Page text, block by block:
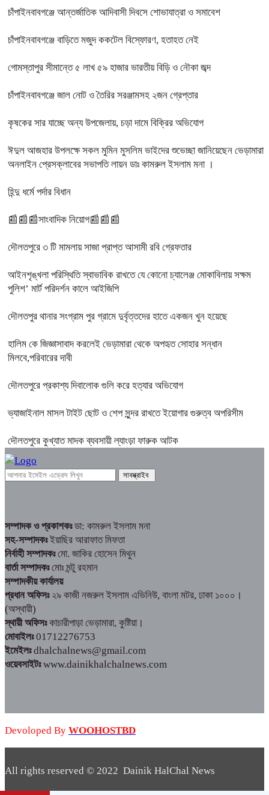
চাঁপাইনবাবগঞ্জে আন্তর্জাতিক আদিবাসী দিবসে শোভাযাত্রা ও সমাবেশ
চাঁপাইনবাবগঞ্জে বাড়িতে মজুদ ককটেল বিস্ফোরণ, হতাহত নেই
গোমস্তাপুর সীমান্তে ৫ লাখ ৫৯ হাজার ভারতীয় বিড়ি ও নৌকা জব্দ
চাঁপাইনবাবগঞ্জে জাল নোট ও তৈরির সরঞ্জামসহ ২জন গ্রেপ্তার
কৃষকের সার যাচ্ছে অন্য উপজেলায়, চড়া দামে বিক্রির অভিযোগ
ঈদুল আজহার উপলক্ষে সকল মুমিন মুসলিম ভাইদের শুভেচ্ছা জানিয়েছেন ভেড়ামারা
অনলাইন প্রেসক্লাবের সভাপতি লায়ন ডাঃ কামরুল ইসলাম মনা ।
হিন্দু ধর্মে পর্দার বিধান
📰📰📰সাংবাদিক নিয়োগ📰📰📰
দৌলতপুরে ৩ টি মামলায় সাজা প্রাপ্ত আসামী রবি গ্রেফতার
আইনশৃঙ্খলা পরিস্থিতি স্বাভাবিক রাখতে যে কোনো চ্যালেঞ্জ মোকাবিলায় সক্ষম
পুলিশ’ মার্ট পরিদর্শন কালে আইজিপি
দৌলতপুর থানার সংগ্রাম পুর গ্রামে দুর্বৃত্তদের হাতে একজন খুন হয়েছে
হালিম কে জিজ্ঞাসাবাদ করলেই ভেড়ামারা থেকে অপহৃত সোহার সন্ধান
মিলবে,পরিবারের দাবী
দৌলতপুরে প্রকাশ্য দিবালোক গুলি করে হত্যার অভিযোগ
ভ্যাজাইনাল মাসল টাইট ছোট ও শেপ সুন্দর রাখতে ইয়োগার গুরুত্ব অপরিসীম
দৌলতপুরে কুখ্যাত মাদক ব্যবসায়ী ল্যাংড়া ফারুক আটক
সম্পাদক ও প্রকাশকঃডা: কামরুল ইসলাম মনা
সহ-সম্পাদকঃইয়াছির আরাফাত মিফতা
নির্বাহী সম্পাদকঃমো. জাকির হোসেন মিথুন
বার্তা সম্পাদকঃমোঃ মন্টু রহমান
সম্পাদকীয় কার্যালয়
প্রধান অফিসঃ২৯ কাজী নজরুল ইসলাম এভিনিউ, বাংলা মটর, ঢাকা ১০০০।
(অস্থায়ী)
স্থায়ী অফিসঃকাচারীপাড়া ভেড়ামারা, কুষ্টিয়া।
মোবাইলঃ01712276753
ইমেইলঃdhalchalnews@gmail.com
ওয়েবসাইটঃwww.dainikhalchalnews.com
Devoloped By WOOHOSTBD
All rights reserved © 2022 Dainik HalChal News